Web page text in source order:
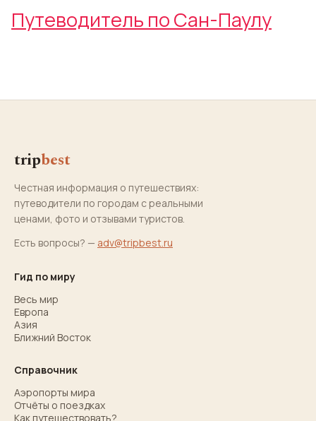
Путеводитель по Сан-Паулу
tripbest
Честная информация о путешествиях:
путеводители по городам с реальными
ценами, фото и отзывами туристов.
Есть вопросы? — adv@tripbest.ru
Гид по миру
Весь мир
Европа
Азия
Ближний Восток
Справочник
Аэропорты мира
Отчёты о поездках
Как путешествовать?